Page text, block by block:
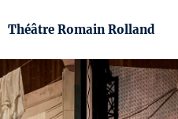
Théâtre Romain Rolland